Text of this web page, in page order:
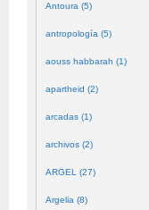
Antoura (5)
antropología (5)
aouss habbarah (1)
apartheid (2)
arcadas (1)
archivos (2)
ARGEL (27)
Argelia (8)